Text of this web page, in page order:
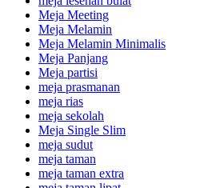
Meja Meeting
Meja Melamin
Meja Melamin Minimalis
Meja Panjang
Meja partisi
meja prasmanan
meja rias
meja sekolah
Meja Single Slim
meja sudut
meja taman
meja taman extra